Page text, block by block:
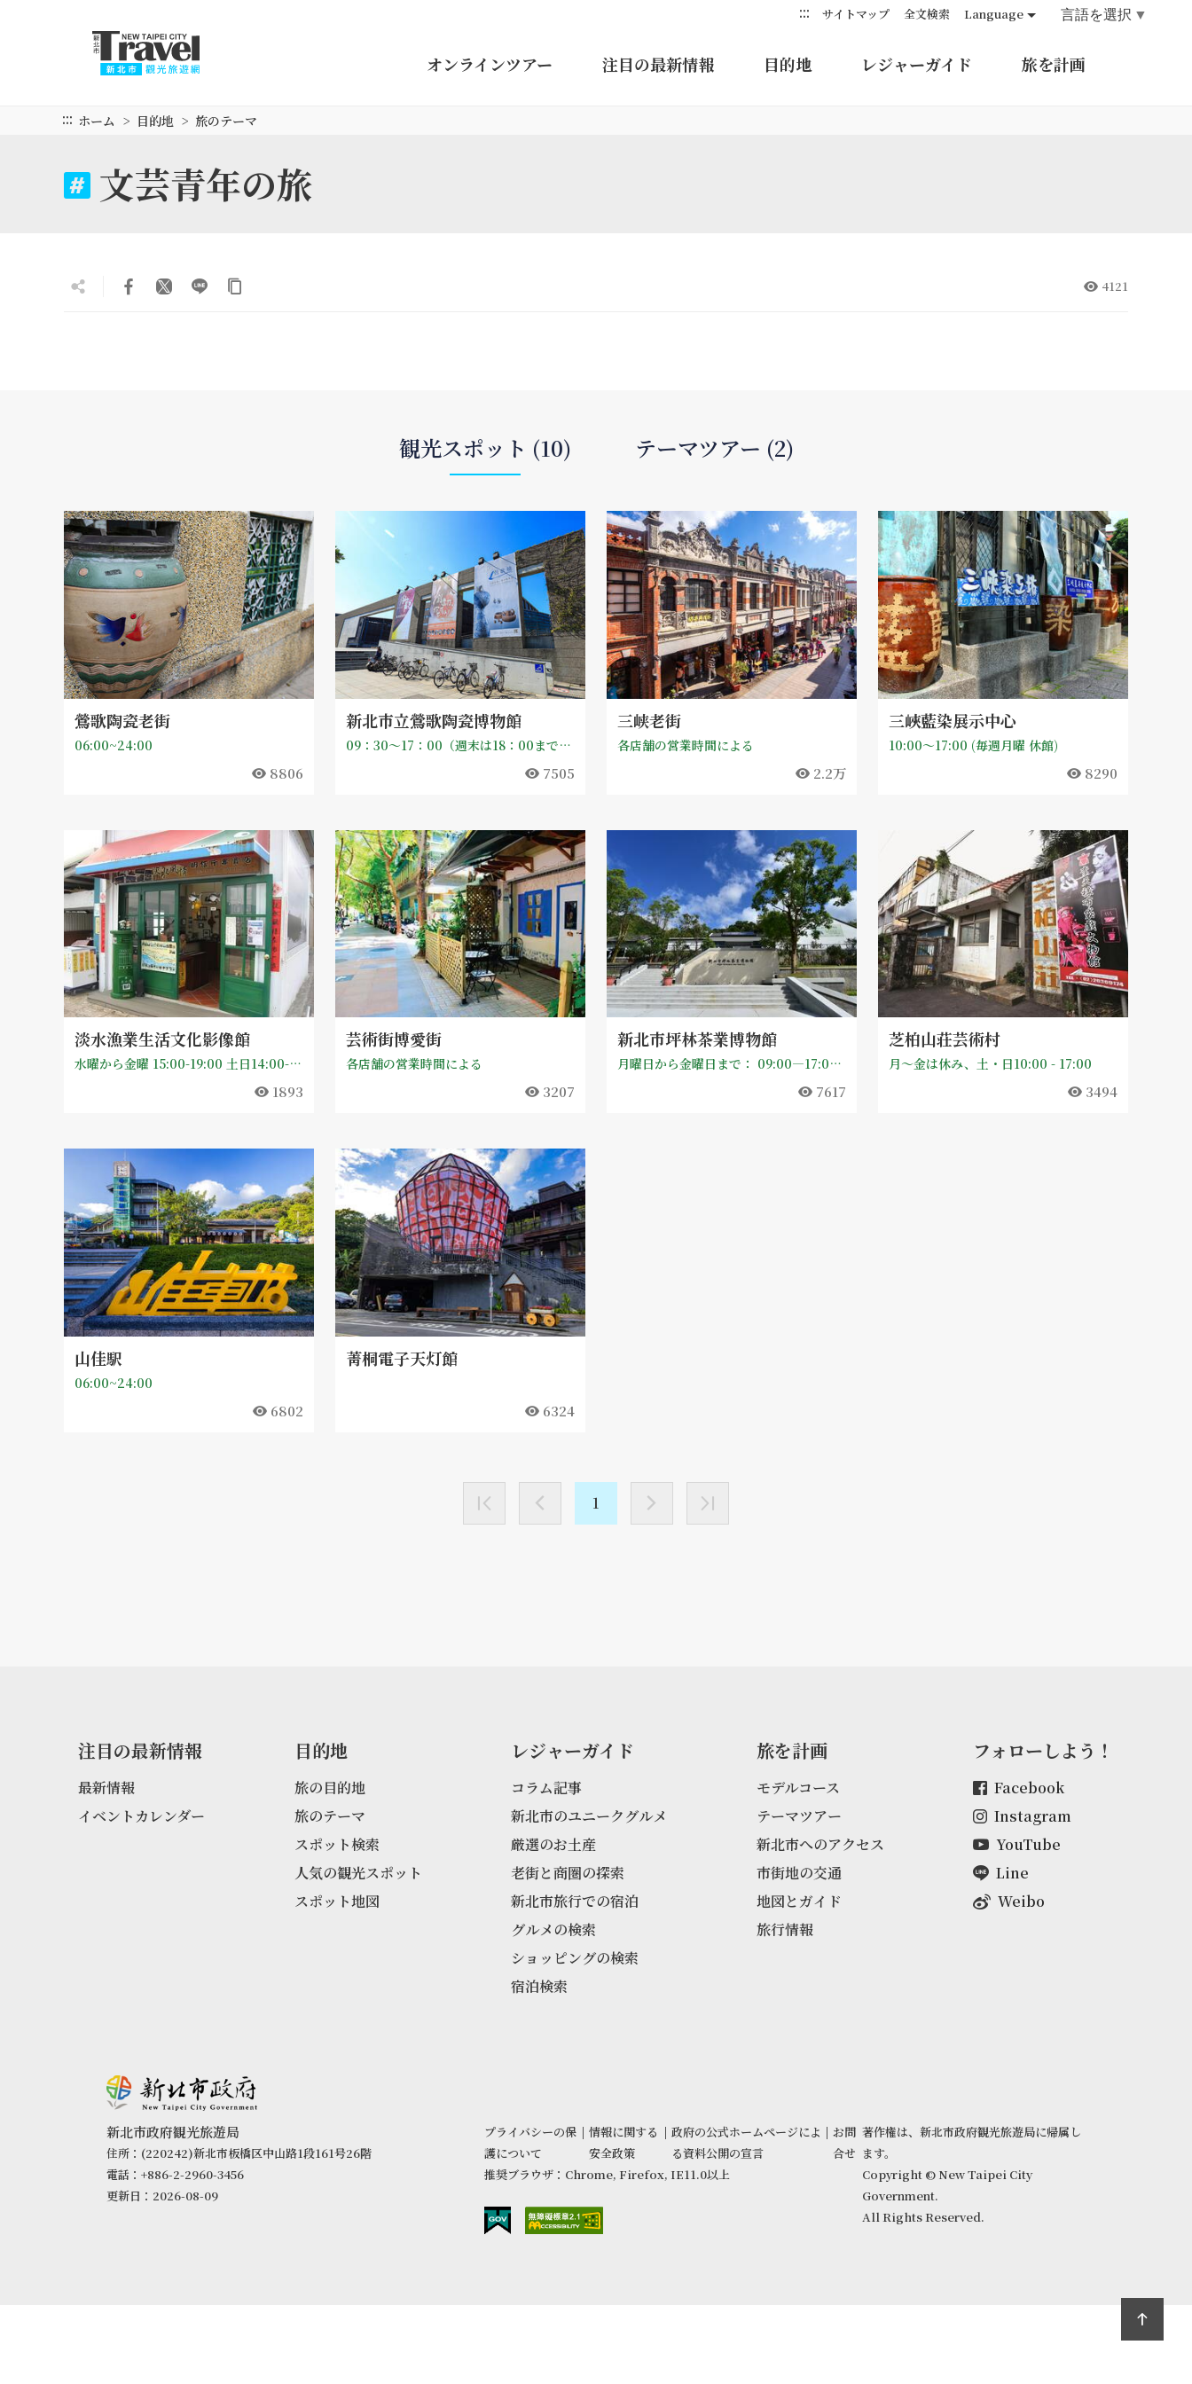
::: サイトマップ 全文検索 Language 言語を選択 ▼
オンラインツアー 注目の最新情報 目的地 レジャーガイド 旅を計画
::: ホーム 目的地 旅のテーマ
文芸青年の旅
4121
観光スポット (10) テーマツアー (2)
鶯歌陶瓷老街
06:00~24:00
8806
新北市立鶯歌陶瓷博物館
09：30～17：00（週末は18：00まで延長），毎週月曜日は休館
7505
三峡老街
各店舗の営業時間による
2.2万
三峽藍染展示中心
10:00～17:00 (毎週月曜 休館)
8290
淡水漁業生活文化影像館
水曜から金曜 15:00-19:00 土日14:00-19:00
1893
芸術街博愛街
各店舗の営業時間による
3207
新北市坪林茶業博物館
月曜日から金曜日まで： 09:00—17:00、土曜日、日曜日です 09:00—17:30；【休館日】毎月第一月曜日（祝日に当たる場合、通常通り開館し、翌日が休館となります）、旧暦大晦日・元旦、政府発表の天然災害による出勤停止日、その他休館日は別途発表します。
7617
芝柏山荘芸術村
月～金は休み、土・日10:00 - 17:00
3494
山佳駅
06:00~24:00
6802
菁桐電子天灯館
6324
1
注目の最新情報
最新情報
イベントカレンダー
目的地
旅の目的地
旅のテーマ
スポット検索
人気の観光スポット
スポット地図
レジャーガイド
コラム記事
新北市のユニークグルメ
厳選のお土産
老街と商圏の探索
新北市旅行での宿泊
グルメの検索
ショッピングの検索
宿泊検索
旅を計画
モデルコース
テーマツアー
新北市へのアクセス
市街地の交通
地図とガイド
旅行情報
フォローしよう！
Facebook
Instagram
YouTube
Line
Weibo
新北市政府観光旅遊局
住所：(220242)新北市板橋区中山路1段161号26階
電話：+886-2-2960-3456
更新日：2026-08-09
プライバシーの保
護について
| 情報に関する
安全政策
| 政府の公式ホームページによ
る資料公開の宣言
| お問
合せ
推奨ブラウザ：Chrome, Firefox, IE11.0以上
著作権は、新北市政府観光旅遊局に帰属し
ます。
Copyright © New Taipei City
Government.
All Rights Reserved.